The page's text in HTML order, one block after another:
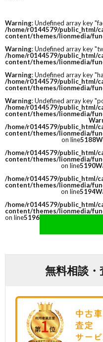
Warning: Undefined array key
/home/r0144579/public_html/
content/themes/lionmedia/
Warning: Undefined array key
/home/r0144579/public_html/
content/themes/lionmedia/
Warning: Undefined array key
/home/r0144579/public_html/
content/themes/lionmedia/
Warning: Undefined array key
/home/r0144579/public_html/
content/themes/lionmedia/
/home/r0144579/public_html/
content/themes/lionmedia/
on line5188
/home/r0144579/public_html/
content/themes/lionmedia/
on line5190
/home/r0144579/public_html/
content/themes/lionmedia/
on line5194
/home/r0144579/public_html/
content/themes/lionmedia/
on line5196
無料相談